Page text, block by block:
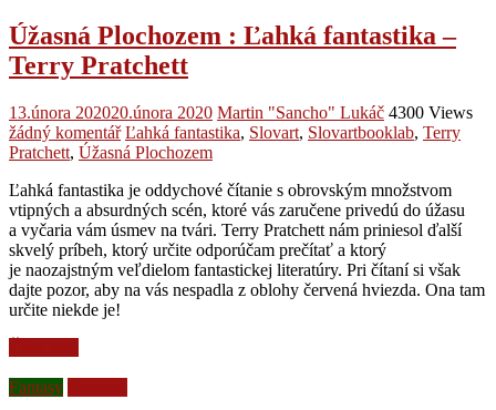
Úžasná Plochozem : Ľahká fantastika –
Terry Pratchett
13.února 202020.února 2020 Martin "Sancho" Lukáč 4300 Views
žádný komentář Ľahká fantastika, Slovart, Slovartbooklab, Terry
Pratchett, Úžasná Plochozem
Ľahká fantastika je oddychové čítanie s obrovským množstvom
vtipných a absurdných scén, ktoré vás zaručene privedú do úžasu
a vyčaria vám úsmev na tvári. Terry Pratchett nám priniesol ďalší
skvelý príbeh, ktorý určite odporúčam prečítať a ktorý
je naozajstným veľdielom fantastickej literatúry. Pri čítaní si však
dajte pozor, aby na vás nespadla z oblohy červená hviezda. Ona tam
určite niekde je!
Fantasy